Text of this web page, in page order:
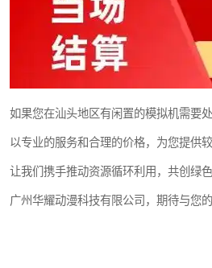
如果您在汕头地区有闲置的模拟机需要
以专业的服务和合理的价格，为您提供
让我们携手推动资源循环利用，共创绿色
广州华耀动漫科技有限公司，期待与您的